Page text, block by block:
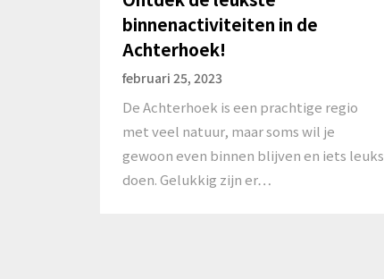
binnenactiviteiten in de
Achterhoek!
februari 25, 2023
De Achterhoek is een prachtige regio
met veel natuur, maar soms wil je
gewoon even binnen blijven en iets leuks
doen. Gelukkig zijn er…